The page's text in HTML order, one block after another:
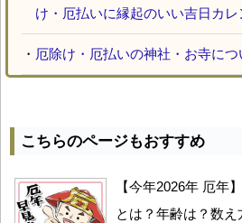
け・厄払いに縁起のいい吉日カレ
・ 厄除け・厄払いの神社・お寺に
こちらのページもおすすめ
【今年2026年 厄年
とは？年齢は？数え